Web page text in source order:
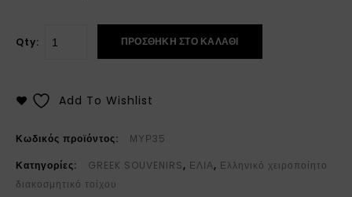
Qty: ΠΡΟΣΘΉΚΗ ΣΤΟ ΚΑΛΆΘΙ
Add To Wishlist
Κωδικός προϊόντος:
ΜΥΡ35
Κατηγορίες:
GREEK SOUVENIRS, ΕΛΙΑ, Ελληνικό χειροποίητο
διακοσμητικό τοίχου